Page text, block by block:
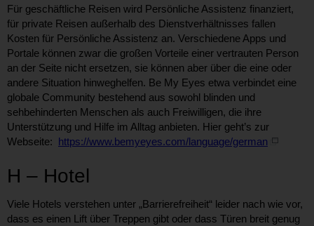
Für geschäftliche Reisen wird Persönliche Assistenz finanziert,
für private Reisen außerhalb des Dienstverhältnisses fallen
Kosten für Persönliche Assistenz an. Verschiedene Apps und
Portale können zwar die großen Vorteile einer vertrauten Person
an der Seite nicht ersetzen, sie können aber über die eine oder
andere Situation hinweghelfen. Be My Eyes etwa verbindet eine
globale Community bestehend aus sowohl blinden und
sehbehinderten Menschen als auch Freiwilligen, die ihre
Unterstützung und Hilfe im Alltag anbieten. Hier geht’s zur
Webseite: https://www.bemyeyes.com/language/german
H – Hotel
Viele Hotels verstehen unter „Barrierefreiheit“ leider nach wie vor,
dass es einen Lift über Treppen gibt oder dass Türen breit genug